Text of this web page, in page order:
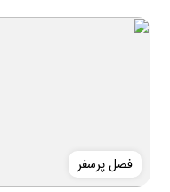
فصل پرسفر